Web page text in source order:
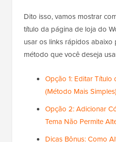
Dito isso, vamos mostrar
título da página de loja do
usar os links rápidos
método que você deseja
Opção 1: Editar
(Método Mais Simples)
Opção 2: Adicionar
Tema Não Permite
Dicas Bônus: Como